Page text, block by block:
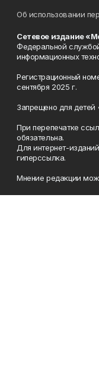
Об использовании
Сетевое издание
Федеральной
информационных
Регистрационный
сентября 2025 г.
Запрещено для детей
При перепечатке
обязательна.
Для интернет-
гиперссылка.
Мнение редакции